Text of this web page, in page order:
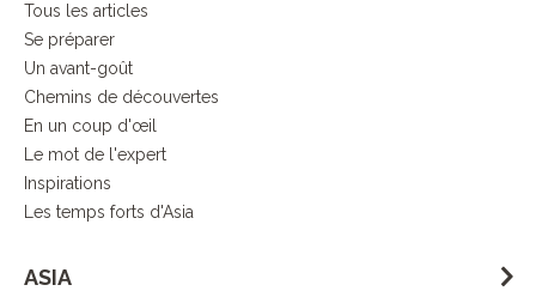
Tous les articles
Se préparer
Un avant-goût
Chemins de découvertes
En un coup d'œil
Le mot de l'expert
Inspirations
Les temps forts d'Asia
ASIA